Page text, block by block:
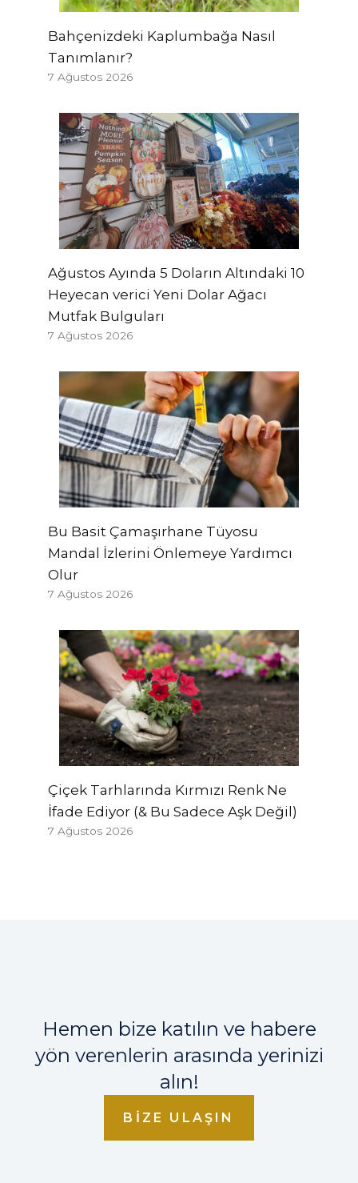
Bahçenizdeki Kaplumbağa Nasıl
Tanımlanır?
7 Ağustos 2026
Ağustos Ayında 5 Doların Altındaki 10
Heyecan verici Yeni Dolar Ağacı
Mutfak Bulguları
7 Ağustos 2026
Bu Basit Çamaşırhane Tüyosu
Mandal İzlerini Önlemeye Yardımcı
Olur
7 Ağustos 2026
Çiçek Tarhlarında Kırmızı Renk Ne
İfade Ediyor (& Bu Sadece Aşk Değil)
7 Ağustos 2026
Hemen bize katılın ve habere
yön verenlerin arasında yerinizi
alın!
BIZE ULAŞIN